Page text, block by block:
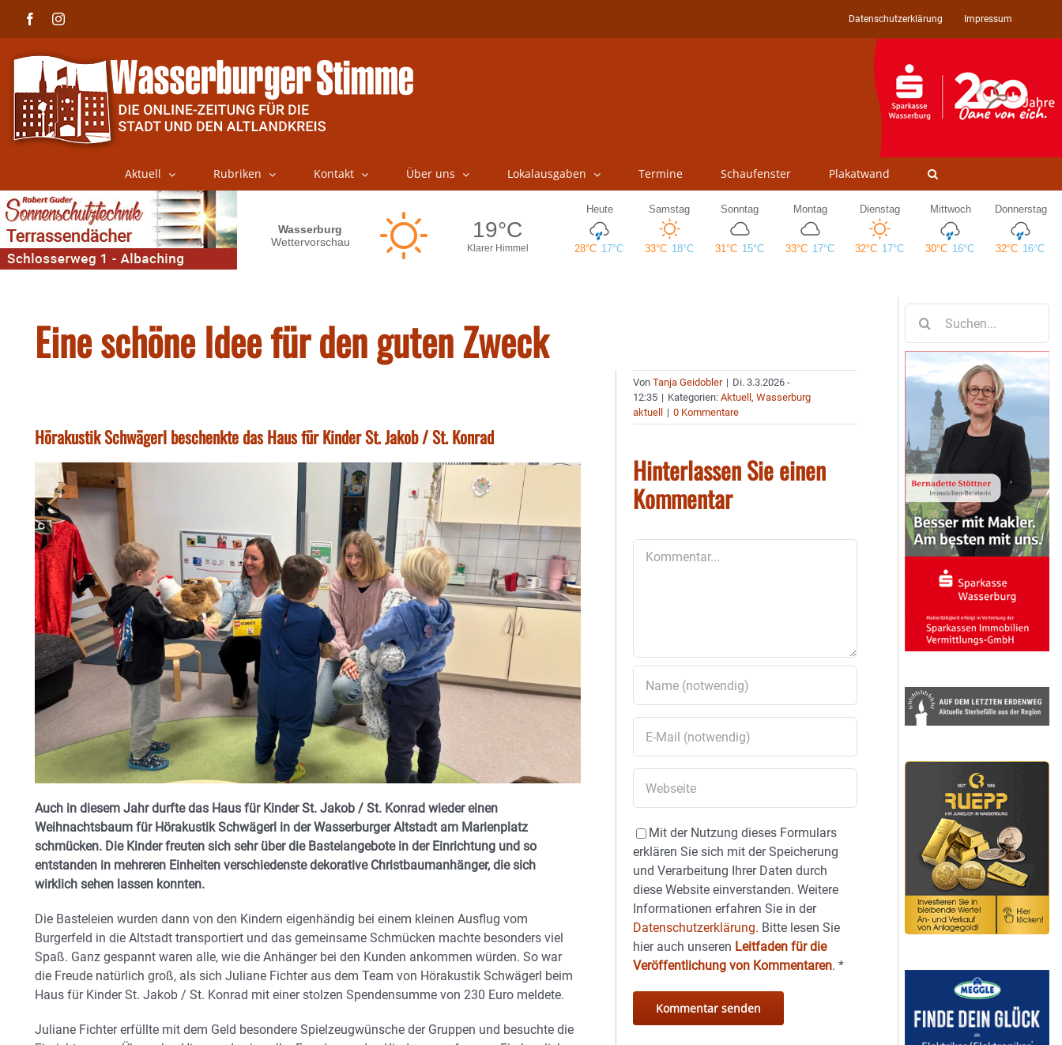
FacebookInstagram Datenschutzerklärung Impressum
Aktuell Rubriken Kontakt Über uns Lokalausgaben Termine Schaufenster Plakatwand
Eine schöne Idee für den guten Zweck
Hörakustik Schwägerl beschenkte das Haus für Kinder St. Jakob / St. Konrad
Auch in diesem Jahr durfte das Haus für Kinder St. Jakob / St. Konrad wieder einen
Weihnachtsbaum für Hörakustik Schwägerl in der Wasserburger Altstadt am Marienplatz
schmücken. Die Kinder freuten sich sehr über die Bastelangebote in der Einrichtung und so
entstanden in mehreren Einheiten verschiedenste dekorative Christbaumanhänger, die sich
wirklich sehen lassen konnten.
Die Basteleien wurden dann von den Kindern eigenhändig bei einem kleinen Ausflug vom
Burgerfeld in die Altstadt transportiert und das gemeinsame Schmücken machte besonders viel
Spaß. Ganz gespannt waren alle, wie die Anhänger bei den Kunden ankommen würden. So war
die Freude natürlich groß, als sich Juliane Fichter aus dem Team von Hörakustik Schwägerl beim
Haus für Kinder St. Jakob / St. Konrad mit einer stolzen Spendensumme von 230 Euro meldete.
Juliane Fichter erfüllte mit dem Geld besondere Spielzeugwünsche der Gruppen und besuchte die
VonTanja Geidobler | Di. 3.3.2026 -
12:35 | Kategorien:Aktuell,Wasserburg
aktuell
| 0 Kommentare
Hinterlassen Sie einen
Kommentar
Mit der Nutzung dieses Formulars
erklären Sie sich mit der Speicherung
und Verarbeitung Ihrer Daten durch
diese Website einverstanden. Weitere
Informationen erfahren Sie in der
Datenschutzerklärung. Bitte lesen Sie
hier auch unseren Leitfaden für die
Veröffentlichung von Kommentaren.*
nach: